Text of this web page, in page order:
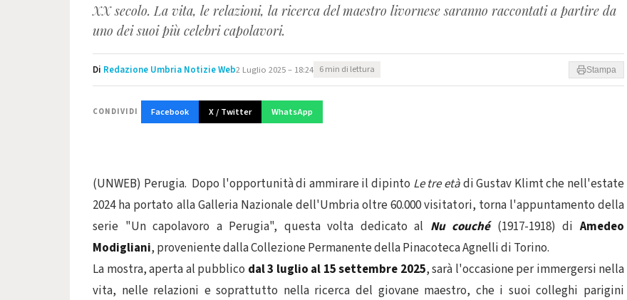
XX secolo. La vita, le relazioni, la ricerca del maestro livornese saranno raccontati a partire da
uno dei suoi più celebri capolavori.
Di Redazione Umbria Notizie Web2 Luglio 2025 – 18:24 6 min di lettura Stampa
CONDIVIDI Facebook X / Twitter WhatsApp
(UNWEB) Perugia. Dopo l'opportunità di ammirare il dipinto Le tre etàdi Gustav Klimt che nell'estate
2024 ha portato alla Galleria Nazionale dell'Umbria oltre 60.000 visitatori, torna l'appuntamento della
serie "Un capolavoro a Perugia", questa volta dedicato al Nu couché(1917-1918) diAmedeo
Modigliani, proveniente dalla Collezione Permanente della Pinacoteca Agnelli di Torino.
La mostra, aperta al pubblico dal 3 luglio al 15 settembre 2025, sarà l'occasione per immergersi nella
vita, nelle relazioni e soprattutto nella ricerca del giovane maestro, che i suoi colleghi parigini